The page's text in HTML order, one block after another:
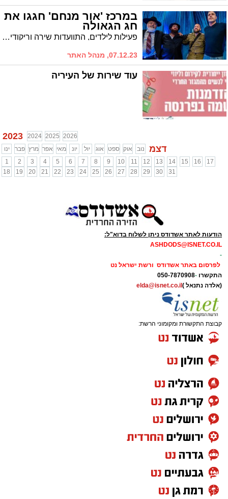
במרכז 'אור מנחם' חגגו את
חג הגאולה
פעילות לילדים, התוועדות שירה וריקודים וזכרונות מהרבי עם למעלה מאלף משתתפים עם התוועדות עד לשעות לתוך הלילה * דברי שבח וההערכה מיו"ר המועצה הדתית הרב עובדיה דהן
07.12.23, מנהל האתר
עוד שירות של העיריה
2023 2024 2025 2026
ינו
פבר מרץ אפר מאי יונ יול אוג ספט אוק נוב דצמ
1 2 3 4 5 6 7 8 9 10 11 12 13 14 15 16
17
18
19 20 21 22 23 24 25 26 27 28 29 30 31
הודעות לאתר אשדודס ניתן לשלוח בדוא"ל:
ASHDODS@ISNET.CO.IL
-
לפרסום באתר אשדודס ורשת ישראל נט
התקשרו -
050-7870908
(אלדה נתנאל ) elda@isnet.co.il
קבוצת התקשורת ומקומוני הרשת: